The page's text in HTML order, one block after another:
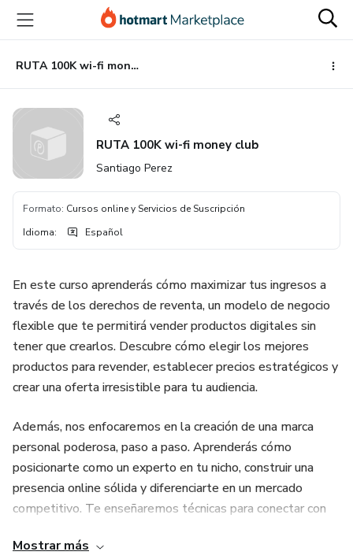
principal
página
de
página
RUTA 100K wi-fi money club
RUTA 100K wi-fi money club
Santiago Perez
Formato: Cursos online y Servicios de Suscripción
Idioma: Español
En este curso aprenderás cómo maximizar tus ingresos a
través de los derechos de reventa, un modelo de negocio
flexible que te permitirá vender productos digitales sin
tener que crearlos. Descubre cómo elegir los mejores
productos para revender, establecer precios estratégicos y
crear una oferta irresistible para tu audiencia.
Además, nos enfocaremos en la creación de una marca
personal poderosa, paso a paso. Aprenderás cómo
posicionarte como un experto en tu nicho, construir una
presencia online sólida y diferenciarte en un mercado
competitivo. Te enseñaremos técnicas para conectar con
clientes leales.
Mostrar más